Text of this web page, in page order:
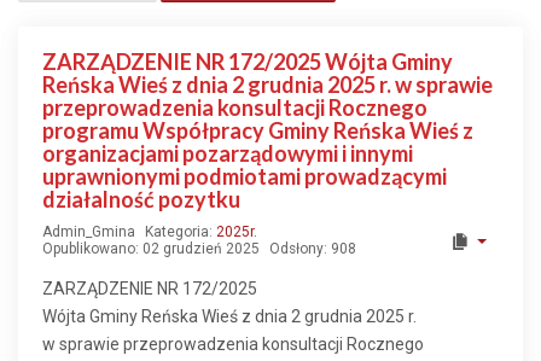
ZARZĄDZENIE NR 172/2025 Wójta Gminy
Reńska Wieś z dnia 2 grudnia 2025 r. w sprawie
przeprowadzenia konsultacji Rocznego
programu Współpracy Gminy Reńska Wieś z
organizacjami pozarządowymi i innymi
uprawnionymi podmiotami prowadzącymi
działalność pozytku
Admin_Gmina Kategoria: 2025r.
Opublikowano: 02 grudzień 2025
Odsłony: 908
ZARZĄDZENIE NR 172/2025
Wójta Gminy Reńska Wieś z dnia 2 grudnia 2025 r.
w sprawie przeprowadzenia konsultacji Rocznego